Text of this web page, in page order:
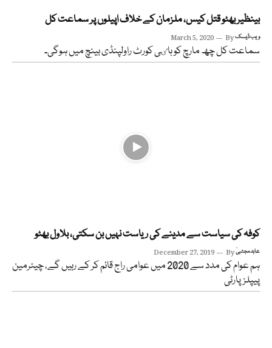
بینظیربھٹو قتل کیس، ملزمان کے خلاف اپیلوں پر سماعت کل
March 5, 2020 Byویب ڈیسک
سماعت کل چھ مارچ کو ہاٸی کورٹ راولپنڈی بینچ میں ہوگی۔
کوفہ کی سیاست سے مدینے کی ریاست نہیں بن سکتی، بلاول بھٹو
December 27, 2019 Byعابد مجتبیٰ
ہم عوام کی مدد سے 2020 میں عوامی راج قائم کر کے رہیں گے، چیئرمین
پیپلزپارٹی